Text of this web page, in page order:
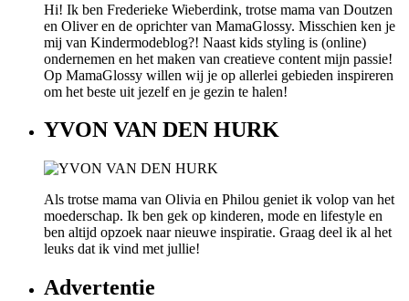
Hi! Ik ben Frederieke Wieberdink, trotse mama van Doutzen
en Oliver en de oprichter van MamaGlossy. Misschien ken je
mij van Kindermodeblog?! Naast kids styling is (online)
ondernemen en het maken van creatieve content mijn passie!
Op MamaGlossy willen wij je op allerlei gebieden inspireren
om het beste uit jezelf en je gezin te halen!
YVON VAN DEN HURK
Als trotse mama van Olivia en Philou geniet ik volop van het
moederschap. Ik ben gek op kinderen, mode en lifestyle en
ben altijd opzoek naar nieuwe inspiratie. Graag deel ik al het
leuks dat ik vind met jullie!
Advertentie